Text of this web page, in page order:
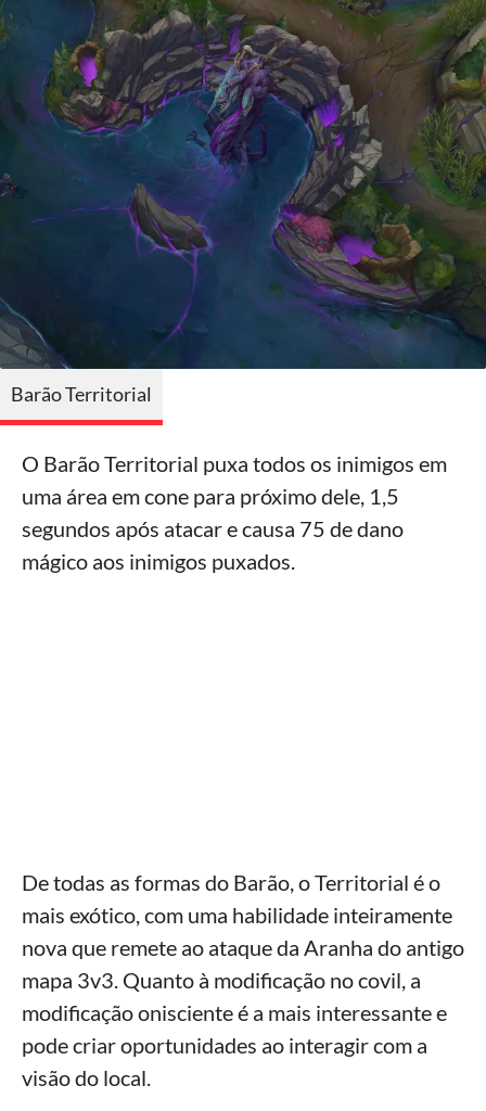
Barão Territorial
O Barão Territorial puxa todos os inimigos em
uma área em cone para próximo dele, 1,5
segundos após atacar e causa 75 de dano
mágico aos inimigos puxados.
De todas as formas do Barão, o Territorial é o
mais exótico, com uma habilidade inteiramente
nova que remete ao ataque da Aranha do antigo
mapa 3v3. Quanto à modificação no covil, a
modificação onisciente é a mais interessante e
pode criar oportunidades ao interagir com a
visão do local.